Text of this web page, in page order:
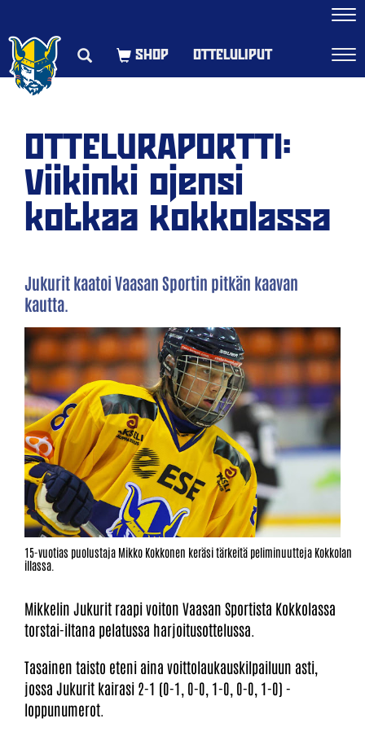
OTTELULIPUT
OTTELURAPORTTI:
Viikinki ojensi
kotkaa Kokkolassa
Jukurit kaatoi Vaasan Sportin pitkän kaavan
kautta.
15-vuotias puolustaja Mikko Kokkonen keräsi tärkeitä peliminuutteja Kokkolan
illassa.
Mikkelin Jukurit raapi voiton Vaasan Sportista Kokkolassa
torstai-iltana pelatussa harjoitusottelussa.
Tasainen taisto eteni aina voittolaukauskilpailuun asti,
jossa Jukurit kairasi 2-1 (0-1, 0-0, 1-0, 0-0, 1-0) -
loppunumerot.